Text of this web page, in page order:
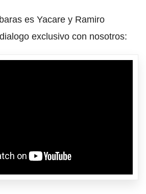
es Yacare y Ramiro
exclusivo con nosotros: